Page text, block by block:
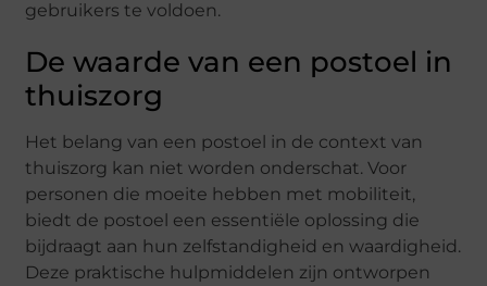
gebruikers te voldoen.
De waarde van een postoel in
thuiszorg
Het belang van een postoel in de context van
thuiszorg kan niet worden onderschat. Voor
personen die moeite hebben met mobiliteit,
biedt de postoel een essentiële oplossing die
bijdraagt aan hun zelfstandigheid en waardigheid.
Deze praktische hulpmiddelen zijn ontworpen